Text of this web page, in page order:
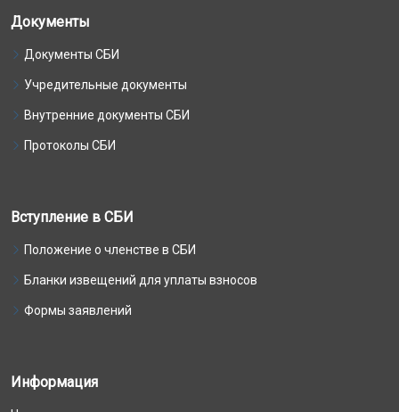
Документы
Документы СБИ
Учредительные документы
Внутренние документы СБИ
Протоколы СБИ
Вступление в СБИ
Положение о членстве в СБИ
Бланки извещений для уплаты взносов
Формы заявлений
Информация